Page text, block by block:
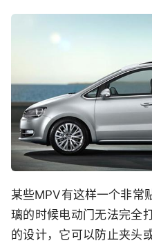
某些MPV有这样一个非常
璃的时候电动门无法完全
的设计，它可以防止夹头